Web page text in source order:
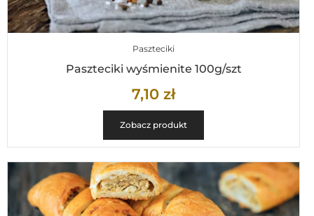
Paszteciki
Paszteciki wyśmienite 100g/szt
7,10 zł
Zobacz produkt